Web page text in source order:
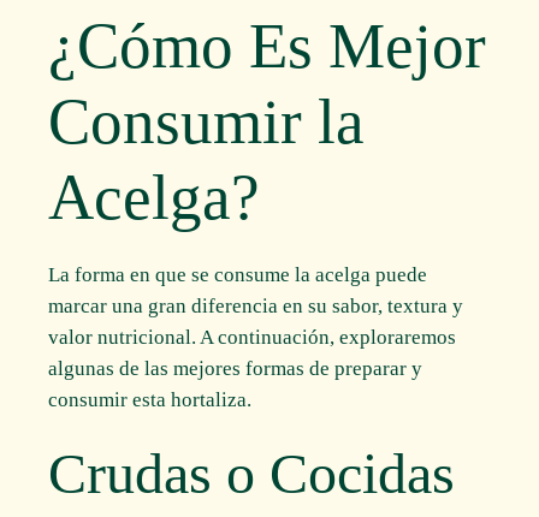
¿Cómo Es Mejor
Consumir la
Acelga?
La forma en que se consume la acelga puede
marcar una gran diferencia en su sabor, textura y
valor nutricional. A continuación, exploraremos
algunas de las mejores formas de preparar y
consumir esta hortaliza.
Crudas o Cocidas